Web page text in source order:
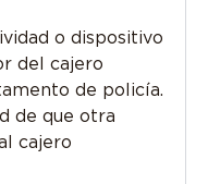
o dispositivo
del cajero
de policía.
de que otra
cajero